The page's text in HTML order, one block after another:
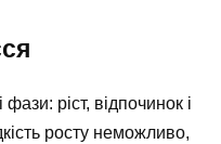
ріст, відпочинок і
росту неможливо,